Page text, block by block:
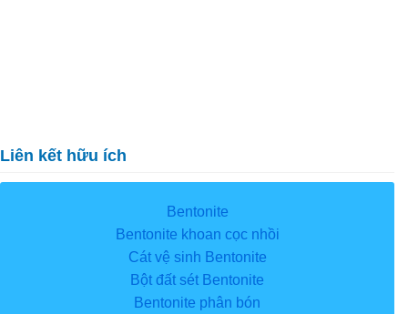
Liên kết hữu ích
Bentonite
Bentonite khoan cọc nhồi
Cát vệ sinh Bentonite
Bột đất sét Bentonite
Bentonite phân bón